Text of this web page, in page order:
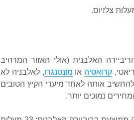
האלבנית (אולי האזור המרהיב
קרואטיה או מונטנגרו, לאלבניה לא
אותה לאחד מיעדי הקיץ הטובים
נמוכים יותר.